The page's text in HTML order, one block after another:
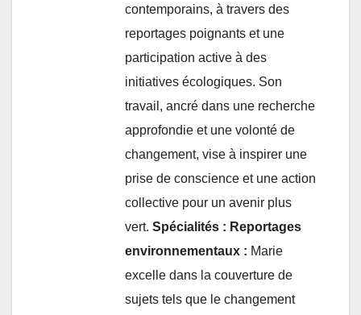
contemporains, à travers des
reportages poignants et une
participation active à des
initiatives écologiques. Son
travail, ancré dans une recherche
approfondie et une volonté de
changement, vise à inspirer une
prise de conscience et une action
collective pour un avenir plus
vert. Spécialités : Reportages
environnementaux : Marie
excelle dans la couverture de
sujets tels que le changement